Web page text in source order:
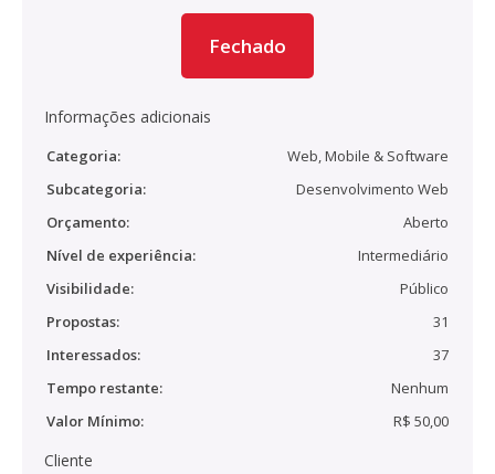
Fechado
Informações adicionais
Categoria:
Web, Mobile & Software
Subcategoria:
Desenvolvimento Web
Orçamento:
Aberto
Nível de experiência:
Intermediário
Visibilidade:
Público
Propostas:
31
Interessados:
37
Tempo restante:
Nenhum
Valor Mínimo:
R$ 50,00
Cliente